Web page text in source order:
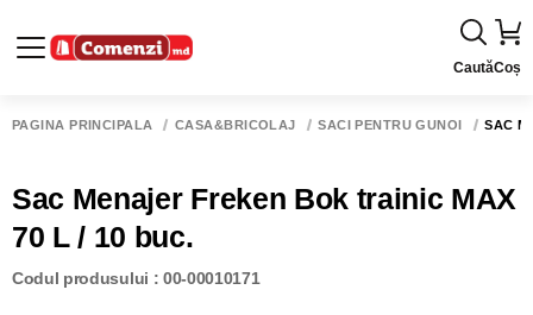
CautăCoș
PAGINA PRINCIPALĂ CASĂ&BRICOLAJ SACI PENTRU GUNOI SAC
Sac Menajer Freken Bok trainic MAX
70 L / 10 buc.
Codul produsului : 00-00010171